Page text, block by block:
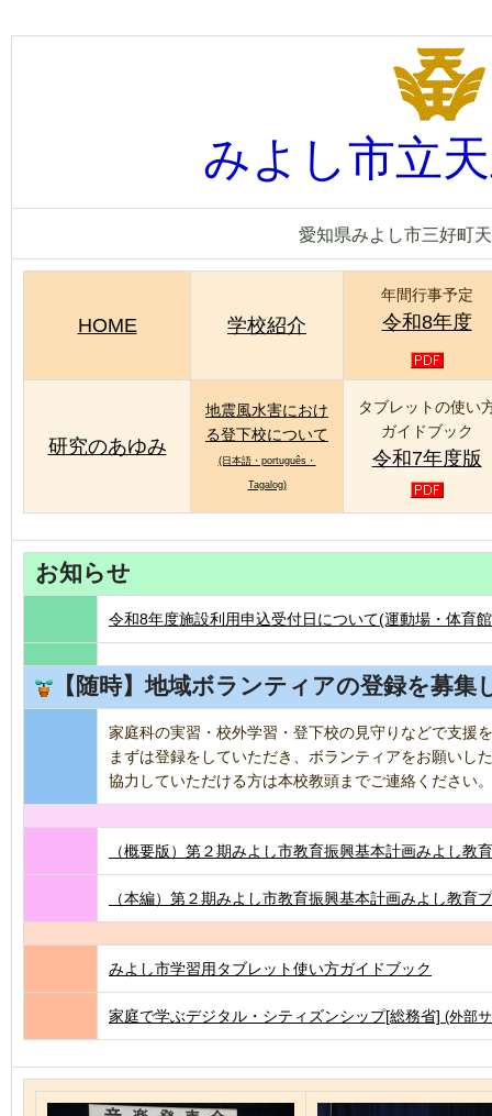
みよし市立
愛知県みよし市三好町
HOME 学校紹介
年間行事予定
令和8年度
研究のあゆみ
地震風水害におけ
る登下校について
(日本語・português・
Tagalog)
タブレットの使い
ガイドブック
令和7年度版
お知らせ
令和8年度施設利用申込受付日について(運動場・体育館
【随時】地域ボランティアの登録を募集
家庭科の実習・校外学習・登下校の見守りなどで支援
まずは登録をしていただき、ボランティアをお願いし
協力していただける方は本校教頭までご連絡ください
（概要版）第２期みよし市教育振興基本計画みよし教
（本編）第２期みよし市教育振興基本計画みよし教育
みよし市学習用タブレット使い方ガイドブック
家庭で学ぶデジタル・シティズンシップ[総務省] (外部